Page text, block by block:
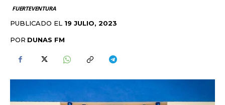
FUERTEVENTURA
PUBLICADO EL 19 JULIO, 2023
POR DUNAS FM